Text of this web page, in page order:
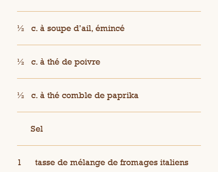
½ c. à soupe d’ail, émincé
½ c. à thé de poivre
½ c. à thé comble de paprika
Sel
1
tasse de mélange de fromages italiens